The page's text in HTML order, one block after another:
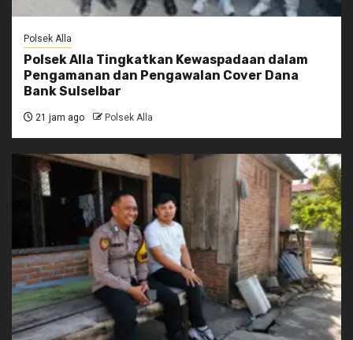
Polsek Alla
Polsek Alla Tingkatkan Kewaspadaan dalam
Pengamanan dan Pengawalan Cover Dana
Bank Sulselbar
21 jam ago Polsek Alla